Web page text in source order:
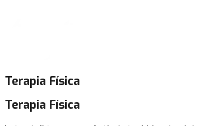
Terapia Física
Terapia Física